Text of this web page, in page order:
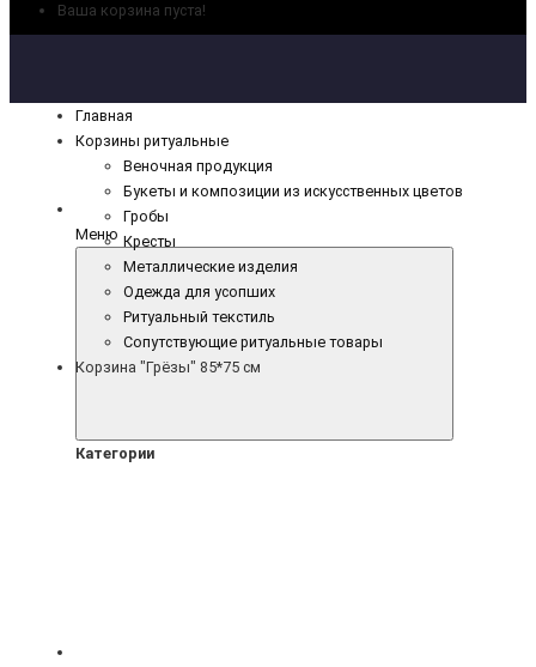
Ваша корзина пуста!
Меню
Категории
Главная
Корзины ритуальные
Веночная продукция
Букеты и композиции из искусственных цветов
Гробы
Кресты
Металлические изделия
Одежда для усопших
Ритуальный текстиль
Сопутствующие ритуальные товары
Корзина "Грёзы" 85*75 см